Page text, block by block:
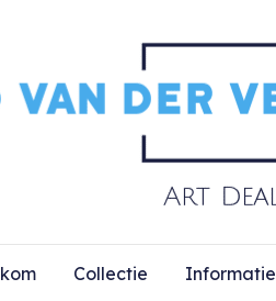
Collectie Informatie